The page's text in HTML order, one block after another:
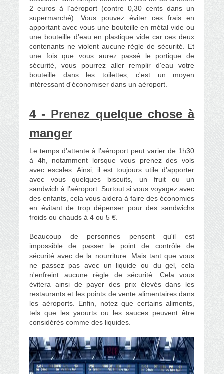
2 euros à l’aéroport (contre 0,30 cents dans un
supermarché). Vous pouvez éviter ces frais en
apportant avec vous une bouteille en métal vide ou
une bouteille d’eau en plastique vide car ces deux
contenants ne violent aucune règle de sécurité. Et
une fois que vous aurez passé le portique de
sécurité, vous pourrez aller remplir d'eau votre
bouteille dans les toilettes, c'est un moyen
intéressant d'économiser dans un aéroport.
4 - Prenez quelque chose à
manger
Le temps d’attente à l’aéroport peut varier de 1h30
à 4h, notamment lorsque vous prenez des vols
avec escales. Ainsi, il est toujours utile d’apporter
avec vous quelques biscuits, un fruit ou un
sandwich à l’aéroport. Surtout si vous voyagez avec
des enfants, cela vous aidera à faire des économies
en évitant de trop dépenser pour des sandwichs
froids ou chauds à 4 ou 5 €.
Beaucoup de personnes pensent qu'il est
impossible de passer le point de contrôle de
sécurité avec de la nourriture. Mais tant que vous
ne passez pas avec un liquide ou du gel, cela
n'enfreint aucune règle de sécurité. Cela vous
évitera ainsi de payer des prix élevés dans les
restaurants et les points de vente alimentaires dans
les aéroports. Enfin, notez que certains aliments,
tels que les yaourts ou les sauces peuvent être
considérés comme des liquides.